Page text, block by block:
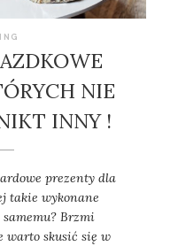
NIE
INNY !
prezenty dla
takie wykonane
Brzmi
warto skusić się w